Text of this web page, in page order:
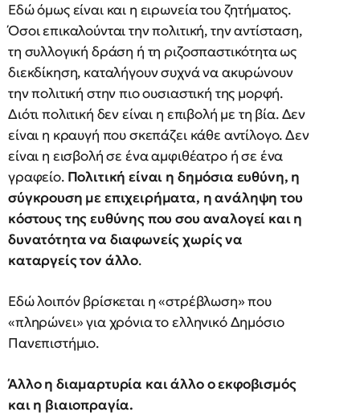
Εδώ όμως είναι και η ειρωνεία του ζητήματος.
Όσοι επικαλούνται την πολιτική, την αντίσταση,
τη συλλογική δράση ή τη ριζοσπαστικότητα ως
διεκδίκηση, καταλήγουν συχνά να ακυρώνουν
την πολιτική στην πιο ουσιαστική της μορφή.
Διότι πολιτική δεν είναι η επιβολή με τη βία. Δεν
είναι η κραυγή που σκεπάζει κάθε αντίλογο. Δεν
είναι η εισβολή σε ένα αμφιθέατρο ή σε ένα
γραφείο. Πολιτική είναι η δημόσια ευθύνη, η
σύγκρουση με επιχειρήματα, η ανάληψη του
κόστους της ευθύνης που σου αναλογεί και η
δυνατότητα να διαφωνείς χωρίς να
καταργείς τον άλλο.
Εδώ λοιπόν βρίσκεται η «στρέβλωση» που
«πληρώνει» για χρόνια το ελληνικό Δημόσιο
Πανεπιστήμιο.
Άλλο η διαμαρτυρία και άλλο ο εκφοβισμός
και η βιαιοπραγία.